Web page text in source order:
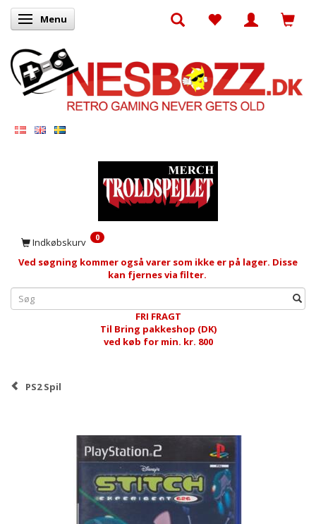
Skifte navigation
Menu
Indkøbskurv 0
Ved søgning kommer også varer som ikke er på lager. Disse
kan fjernes via filter.
FRI FRAGT
Til Bring pakkeshop (DK)
ved køb for min. kr. 800
PS2 Spil